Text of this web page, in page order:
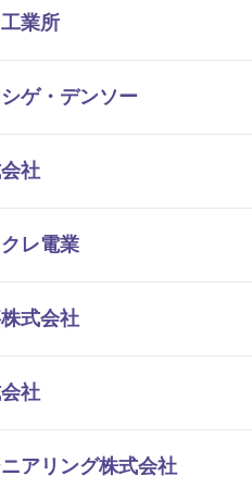
業所
ゲ・デンソー
社
レ電業
式会社
社
アリング株式会社